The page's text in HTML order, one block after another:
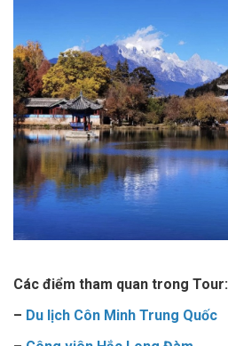
Các điểm tham quan trong Tour:
– Du lịch Côn Minh Trung Quốc